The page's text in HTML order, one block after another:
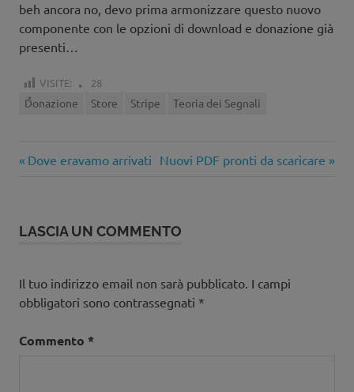
beh ancora no, devo prima armonizzare questo nuovo
componente con le opzioni di download e donazione già
presenti…
VISITE: 28
Donazione Store Stripe Teoria dei Segnali
Navigazione
Articolo
Dove eravamo arrivati Articolo
Nuovi PDF pronti da scaricare
LASCIA UN COMMENTO
Il tuo indirizzo email non sarà pubblicato. I campi
obbligatori sono contrassegnati *
Commento *